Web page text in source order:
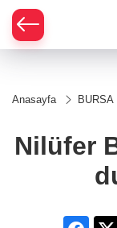
Anasayfa BURSA
Nilüfer